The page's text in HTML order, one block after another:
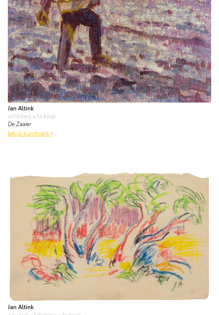
Jan Altink
schilderij • te koop
De Zaaier
bekijk kunstwerk
Jan Altink